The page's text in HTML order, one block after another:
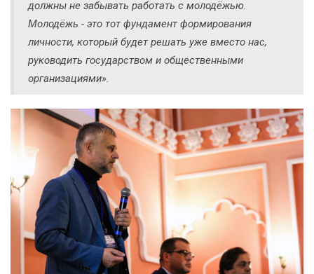
должны не забывать работать с молодёжью.
Молодёжь - это тот фундамент формирования
личности, который будет решать уже вместо нас,
руководить государством и общественными
организациями».